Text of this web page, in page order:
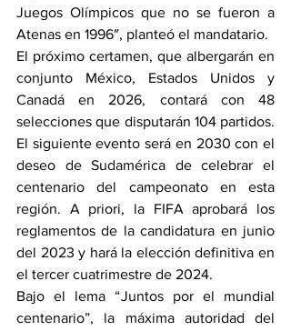
Juegos Olímpicos que no se fueron a
Atenas en 1996″, planteó el mandatario.
El próximo certamen, que albergarán en
conjunto México, Estados Unidos y
Canadá en 2026, contará con 48
selecciones que disputarán 104 partidos.
El siguiente evento será en 2030 con el
deseo de Sudamérica de celebrar el
centenario del campeonato en esta
región. A priori, la FIFA aprobará los
reglamentos de la candidatura en junio
del 2023 y hará la elección definitiva en
el tercer cuatrimestre de 2024.
Bajo el lema “Juntos por el mundial
centenario”, la máxima autoridad del